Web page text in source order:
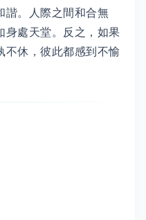
諧。人際之間和合無
身處天堂。反之，如果
不休，彼此都感到不愉